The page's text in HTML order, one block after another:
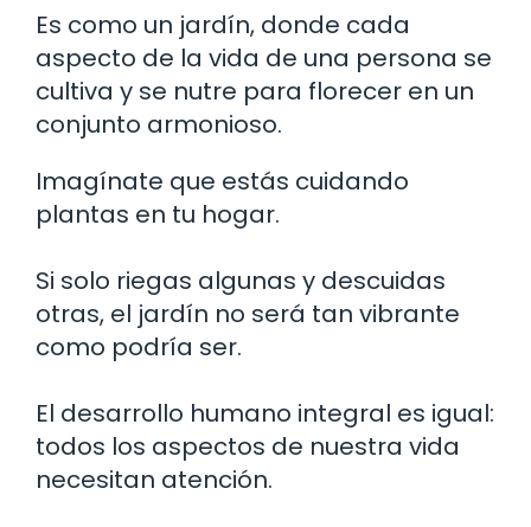
Es como un jardín, donde cada
aspecto de la vida de una persona se
cultiva y se nutre para florecer en un
conjunto armonioso.
Imagínate que estás cuidando
plantas en tu hogar.
Si solo riegas algunas y descuidas
otras, el jardín no será tan vibrante
como podría ser.
El desarrollo humano integral es igual:
todos los aspectos de nuestra vida
necesitan atención.